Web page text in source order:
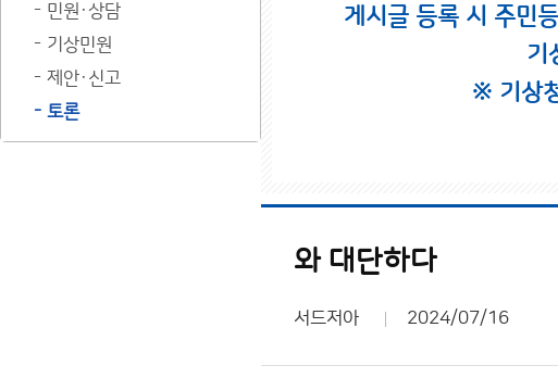
민원·상담
기상민원
제안·신고
토론
게시글 등록 시 주민
기
※ 기상
와 대단하다
서드저아 2024/07/16